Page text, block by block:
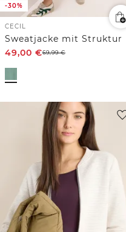
-30%
CECIL
Sweatjacke mit Struktur
49,00 €69,99€